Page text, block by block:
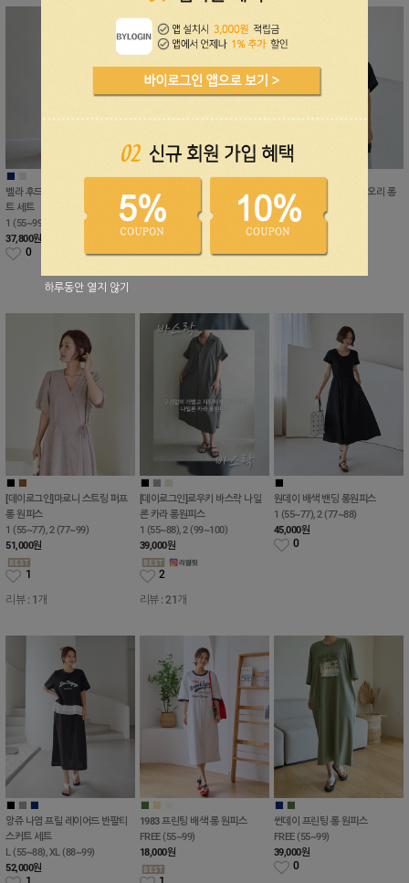
■
벨라 후드 레이어드 반팔티 스커
트 세트
1 (55~99), 2 (99~100)
37,800원
0
■■
[데이로그인]디클 링클프리 셔링
롱원피스
1 (55~77), 2 (88~99)
61,000
■
솔티 스트라이프 배색 가오리 롱
원피스
FREE (55~100)
43,000
0
■ ■
[데이로그인]마로니 스트링 퍼프
롱 원피스
1 (55~77), 2 (77~99)
51,000원
1
리뷰 : 1개
■ ■ ■
[데이로그인]로우키 바스락 나일
론 카라 롱원피스
1 (55~88), 2 (99~100)
39,000원
2
리뷰 : 21개
■
원데이 배색 밴딩 롱원피스
1 (55~77), 2 (77~88)
45,000원
0
■ ■ ■
앙쥬 나염 프릴 레이어드 반팔티
스커트 세트
L (55~88), XL (88~99)
52,000원
■ ■
1983 프린팅 배색 롱 원피스
FREE (55~99)
18,000원
■ ■
썬데이 프린팅 롱 원피스
FREE (55~99)
39,000원
0
하루동안 열지 않기